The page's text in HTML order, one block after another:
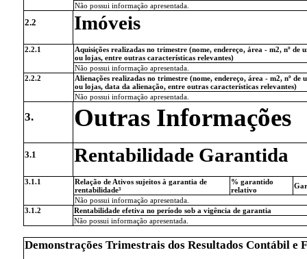
Não possui informação apresentada.
2.2 Imóveis
2.2.1
Aquisições realizadas no trimestre (nome, endereço, área - m2, nº de
ou lojas, entre outras características relevantes)
Não possui informação apresentada.
2.2.2
Alienações realizadas no trimestre (nome, endereço, área - m2, nº de
ou lojas, data da alienação, entre outras características relevantes)
Não possui informação apresentada.
3. Outras Informações
3.1 Rentabilidade Garantida
3.1.1
Relação de Ativos sujeitos à garantia de
rentabilidade³
% garantido
relativo
Não possui informação apresentada.
3.1.2
Rentabilidade efetiva no período sob a vigência de garantia
Não possui informação apresentada.
Demonstrações Trimestrais dos Resultados Contábil e